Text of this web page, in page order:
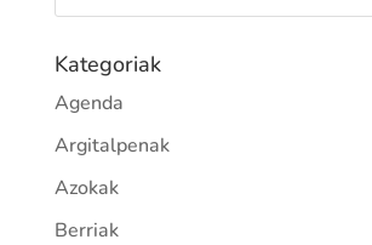
Kategoriak
Agenda
Argitalpenak
Azokak
Berriak